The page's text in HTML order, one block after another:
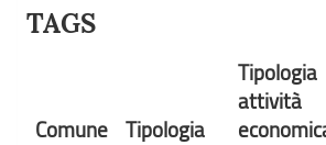
TAGS
Comune Tipologia
Tipologia
attività